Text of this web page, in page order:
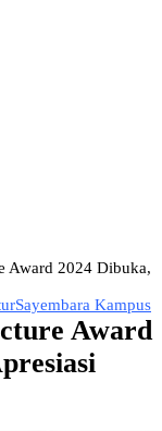
Award 2024 Dibuka,
Sayembara Kampus
Award